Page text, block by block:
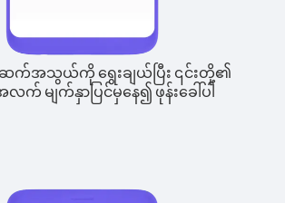
ဆက်အသွယ်ကို ရွေးချယ်ပြီး ၎င်းတို့၏
က် မျက်နှာပြင်မှနေ၍ ဖုန်းခေါ်ပါ